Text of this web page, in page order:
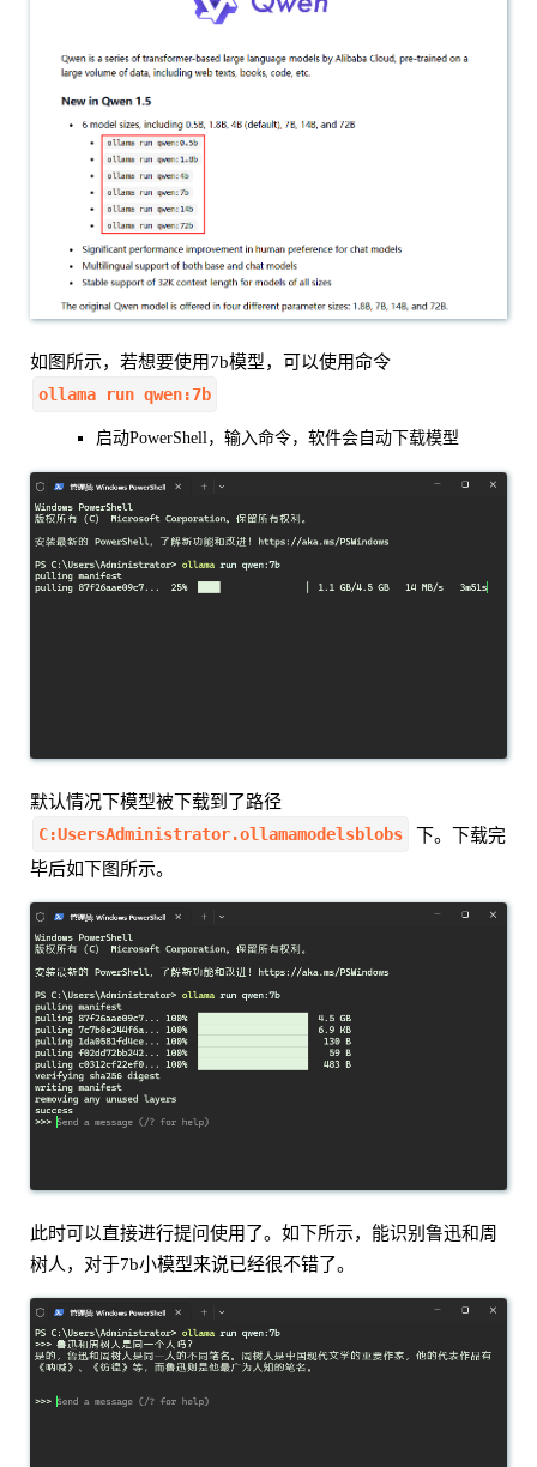
如图所示，若想要使用7b模型，可以使用命令
ollama run qwen:7b
启动PowerShell，输入命令，软件会自动下载模型
默认情况下模型被下载到了路径
C:UsersAdministrator.ollamamodelsblobs
下。下载完
毕后如下图所示。
此时可以直接进行提问使用了。如下所示，能识别鲁迅和周
树人，对于7b小模型来说已经很不错了。